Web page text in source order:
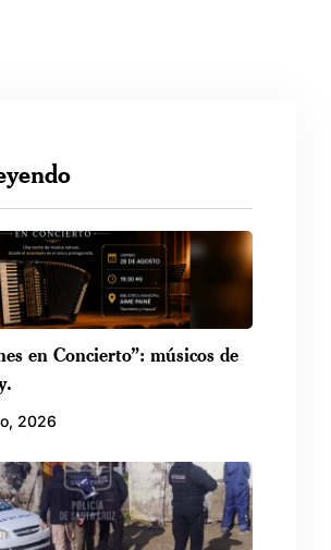
en Concierto”: músicos de
2026